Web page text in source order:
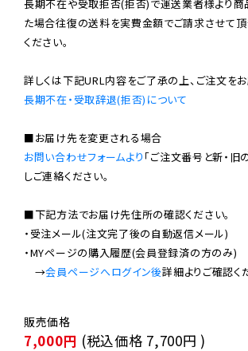
長期不在や受取拒否(拒否)で運送業者様より商
た場合往復の送料を実費金額でご請求させて
ください。
長期不在・受取辞退(拒否)について
お問い合わせフォームより 「ご注文番号と新・旧
しご連絡ください。
■下記方法でお届け先住所の確認ください。
・受注メール(注文完了後の自動返信メール)
・MYページの購入履歴(会員登録済の方のみ)
→会員ページへログイン後
7,000円 (税込価格 7,700円 )